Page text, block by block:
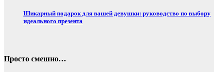
Шикарный подарок для вашей девушки: руководство по выбору
идеального презента
Просто смешно…